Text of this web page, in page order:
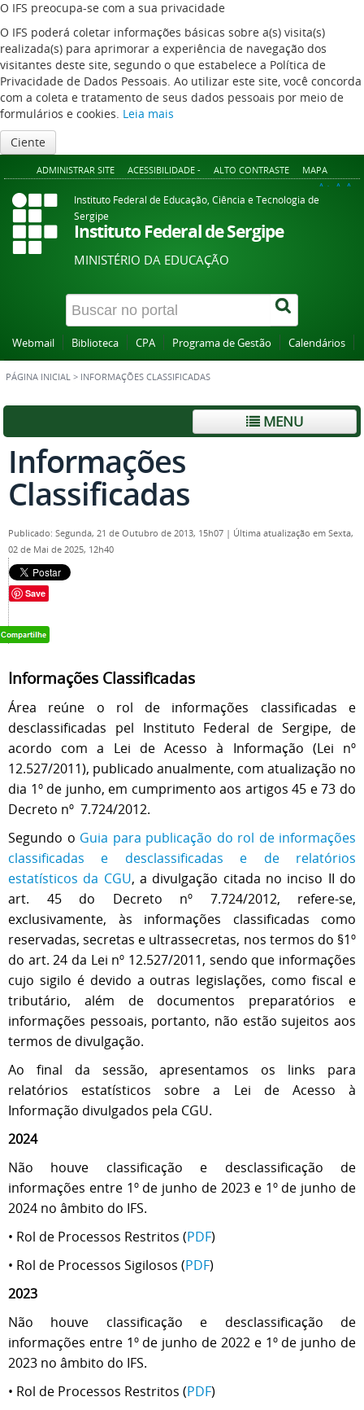
O IFS preocupa-se com a sua privacidade
O IFS poderá coletar informações básicas sobre a(s) visita(s)
realizada(s) para aprimorar a experiência de navegação dos
visitantes deste site, segundo o que estabelece a Política de
Privacidade de Dados Pessoais. Ao utilizar este site, você concorda
com a coleta e tratamento de seus dados pessoais por meio de
formulários e cookies. Leia mais
Ciente
ADMINISTRAR SITE ACESSIBILIDADE - ALTO CONTRASTE MAPA
A+ A A-
Instituto Federal de Educação, Ciência e Tecnologia de
Sergipe
Instituto Federal de Sergipe
MINISTÉRIO DA EDUCAÇÃO
Webmail Biblioteca CPA Programa de Gestão Calendários
PÁGINA INICIAL > INFORMAÇÕES CLASSIFICADAS
MENU
Informações
Classificadas
Publicado: Segunda, 21 de Outubro de 2013, 15h07 | Última atualização em Sexta,
02 de Mai de 2025, 12h40
Save
Informações Classificadas
Área reúne o rol de informações classificadas e
desclassificadas pel Instituto Federal de Sergipe, de
acordo com a Lei de Acesso à Informação (Lei nº
12.527/2011), publicado anualmente, com atualização no
dia 1º de junho, em cumprimento aos artigos 45 e 73 do
Decreto nº 7.724/2012.
Segundo o Guia para publicação do rol de informações
classificadas e desclassificadas e de relatórios
estatísticos da CGU, a divulgação citada no inciso II do
art. 45 do Decreto nº 7.724/2012, refere-se,
exclusivamente, às informações classificadas como
reservadas, secretas e ultrassecretas, nos termos do §1º
do art. 24 da Lei nº 12.527/2011, sendo que informações
cujo sigilo é devido a outras legislações, como fiscal e
tributário, além de documentos preparatórios e
informações pessoais, portanto, não estão sujeitos aos
termos de divulgação.
Ao final da sessão, apresentamos os links para
relatórios estatísticos sobre a Lei de Acesso à
Informação divulgados pela CGU.
2024
Não houve classificação e desclassificação de
informações entre 1º de junho de 2023 e 1º de junho de
2024 no âmbito do IFS.
• Rol de Processos Restritos (PDF)
• Rol de Processos Sigilosos (PDF)
2023
Não houve classificação e desclassificação de
informações entre 1º de junho de 2022 e 1º de junho de
2023 no âmbito do IFS.
• Rol de Processos Restritos (PDF)